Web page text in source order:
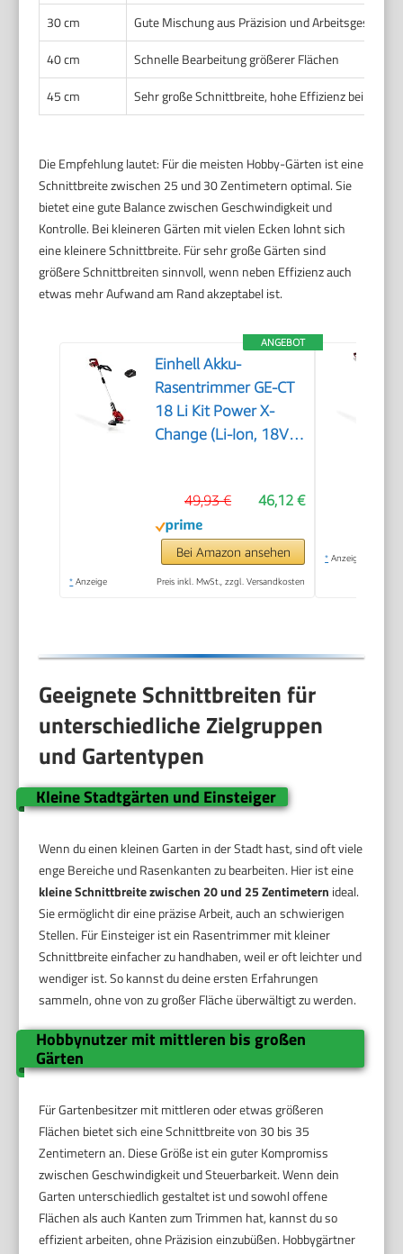
30 cm
Gute Mischung aus Präzision und
40 cm
Schnelle Bearbeitung größerer Flächen
45 cm
Sehr große Schnittbreite, hohe Effizienz bei sehr
Die Empfehlung lautet: Für die meisten Hobby-Gärten ist eine
Schnittbreite zwischen 25 und 30 Zentimetern optimal. Sie
bietet eine gute Balance zwischen Geschwindigkeit und
Kontrolle. Bei kleineren Gärten mit vielen Ecken lohnt sich
eine kleinere Schnittbreite. Für sehr große Gärten sind
größere Schnittbreiten sinnvoll, wenn neben Effizienz auch
etwas mehr Aufwand am Rand akzeptabel ist.
ANGEBOT
Einhell Akku-
Rasentrimmer GE-CT
18 Li Kit Power X-
Change (Li-Ion, 18V,
Kunststoffmesser,
inkl. 2,0Ah Akku und
Ladegerät)
46,12 €
49,93 €
Bei Amazon ansehen
* Anzeige Preis inkl. MwSt., zzgl. Versandkosten
* Anzeige
Geeignete Schnittbreiten für
unterschiedliche Zielgruppen
und Gartentypen
Kleine Stadtgärten und Einsteiger
Wenn du einen kleinen Garten in der Stadt hast, sind oft viele
enge Bereiche und Rasenkanten zu bearbeiten. Hier ist eine
kleine Schnittbreite zwischen 20 und 25 Zentimetern ideal.
Sie ermöglicht dir eine präzise Arbeit, auch an schwierigen
Stellen. Für Einsteiger ist ein Rasentrimmer mit kleiner
Schnittbreite einfacher zu handhaben, weil er oft leichter und
wendiger ist. So kannst du deine ersten Erfahrungen
sammeln, ohne von zu großer Fläche überwältigt zu werden.
Hobbynutzer mit mittleren bis großen
Gärten
Für Gartenbesitzer mit mittleren oder etwas größeren
Flächen bietet sich eine Schnittbreite von 30 bis 35
Zentimetern an. Diese Größe ist ein guter Kompromiss
zwischen Geschwindigkeit und Steuerbarkeit. Wenn dein
Garten unterschiedlich gestaltet ist und sowohl offene
Flächen als auch Kanten zum Trimmen hat, kannst du so
effizient arbeiten, ohne Präzision einzubüßen. Hobbygärtner